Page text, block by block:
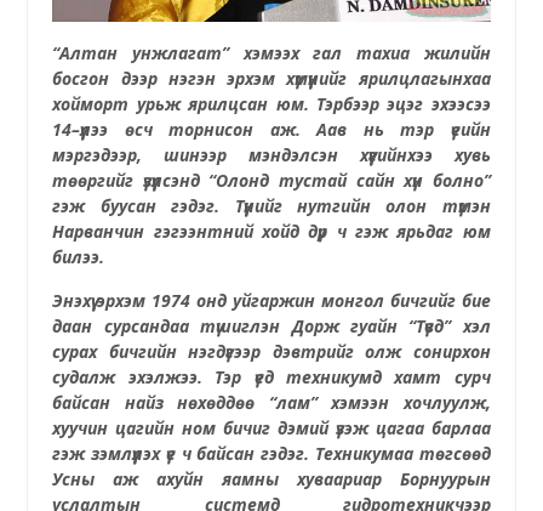
“Алтан унжлагат” хэмээх гал тахиа жилийн
босгон дээр нэгэн эрхэм хүмүүнийг ярилцлагынхаа
хойморт урьж ярилцсан юм. Тэрбээр эцэг эхээсээ
14–үүлээ өсч торнисон аж. Аав нь тэр үеийн
мэргэдээр, шинээр мэндэлсэн хүүгийнхээ хувь
төөргийг үзүүлсэнд “Олонд тустай сайн хүн болно”
гэж буусан гэдэг. Түүнийг нутгийн олон түмэн
Нарванчин гэгээнтний хойддүр ч гэж ярьдаг юм
билээ.
Энэхүү эрхэм 1974 онд уйгаржин монгол бичгийг бие
даан сурсандаа түшиглэн Дорж гуайн “Түвд” хэл
сурах бичгийн нэгдүгээр дэвтрийг олж сонирхон
судалж эхэлжээ. Тэр үед техникумд хамт сурч
байсан найз нөхөддөө “лам” хэмээн хочлуулж,
хуучин цагийн ном бичиг дэмий үзэж цагаа барлаа
гэж зэмлүүлэх үе ч байсан гэдэг. Техникумаа төгсөөд
Усны аж ахуйн яамны хуваариар Борнуурын
услалтын системд гидротехникчээр